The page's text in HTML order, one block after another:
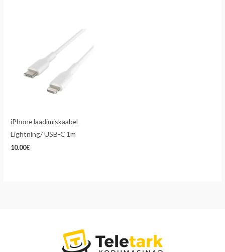
iPhone laadimiskaabel
Lightning/ USB-C 1m
10.00€